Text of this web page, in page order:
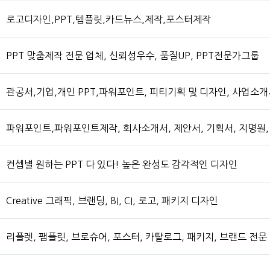
로고디자인,PPT,템플릿,카드뉴스,제작,포스터제작
PPT 맞춤제작 전문 업체, 신뢰성우수, 품질UP, PPT전문가그룹
관공서,기업,개인 PPT,파워포인트, 피티기획 및 디자인, 사업소
파워포인트,파워포인트제작, 회사소개서, 제안서, 기획서, 지명원
컨셉별 원하는 PPT 다 있다! 높은 완성도 감각적인 디자인
Creative 그래픽, 브랜딩, BI, CI, 로고, 패키지 디자인
리플렛, 팸플릿, 브로슈어, 포스터, 카탈로그, 패키지, 브랜드 전문